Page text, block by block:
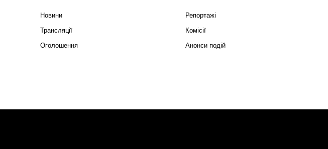
Новини
Репортажі
Трансляції
Комісії
Оголошення
Анонси подій